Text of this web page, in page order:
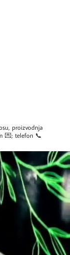
proizvodnja
💌; telefon 📞